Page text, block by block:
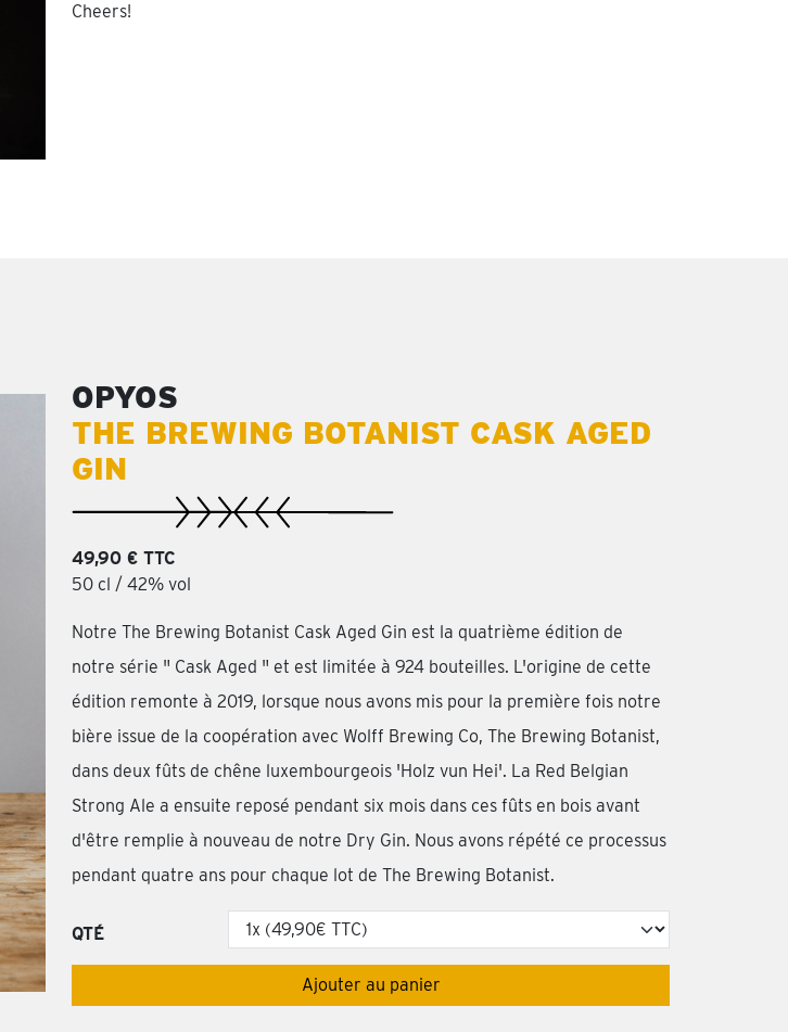
Cheers!
OPYOS
THE BREWING BOTANIST CASK AGED
GIN
49,90 € TTC
50 cl / 42% vol
Notre The Brewing Botanist Cask Aged Gin est la quatrième édition de
notre série " Cask Aged " et est limitée à 924 bouteilles. L'origine de cette
édition remonte à 2019, lorsque nous avons mis pour la première fois notre
bière issue de la coopération avec Wolff Brewing Co, The Brewing Botanist,
dans deux fûts de chêne luxembourgeois 'Holz vun Hei'. La Red Belgian
Strong Ale a ensuite reposé pendant six mois dans ces fûts en bois avant
d'être remplie à nouveau de notre Dry Gin. Nous avons répété ce processus
pendant quatre ans pour chaque lot de The Brewing Botanist.
QTÉ
Ajouter au panier